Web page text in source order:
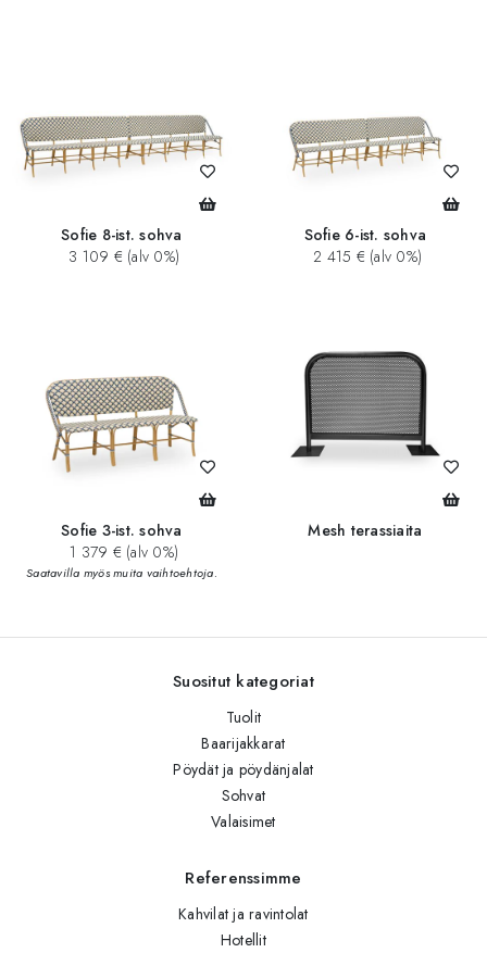
Sofie 8-ist. sohva
3 109 € (alv 0%)
Sofie 6-ist. sohva
2 415 € (alv 0%)
Sofie 3-ist. sohva
1 379 € (alv 0%)
Saatavilla myös muita vaihtoehtoja.
Mesh terassiaita
Suositut kategoriat
Tuolit
Baarijakkarat
Pöydät ja pöydänjalat
Sohvat
Valaisimet
Referenssimme
Kahvilat ja ravintolat
Hotellit